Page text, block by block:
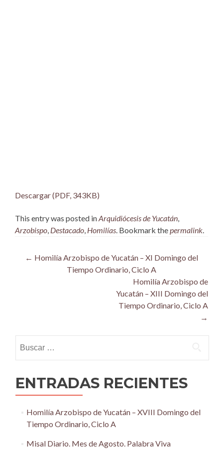
Descargar (PDF, 343KB)
This entry was posted inArquidiócesis de Yucatán
Arzobispo Destacado Homilías . Bookmark the permalink
Post
navigation
← Homilía Arzobispo de Yucatán – XI Domingo del
Tiempo Ordinario, Ciclo A
Homilía Arzobispo de
Yucatán – XIII Domingo del
Tiempo Ordinario, Ciclo A
→
ENTRADAS RECIENTES
Homilía Arzobispo de Yucatán – XVIII Domingo del
Tiempo Ordinario, Ciclo A
Misal Diario. Mes de Agosto. Palabra Viva